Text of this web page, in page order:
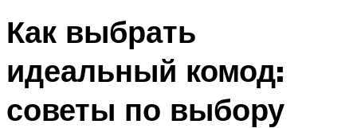
Как выбрать
идеальный комод:
советы по выбору